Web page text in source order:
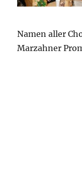
Namen aller
Marzahner